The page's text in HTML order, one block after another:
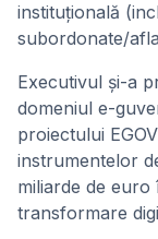
instituțională
subordonate/
Executivul și-a
domeniul e-
proiectului
instrumentelor
miliarde de
transformare